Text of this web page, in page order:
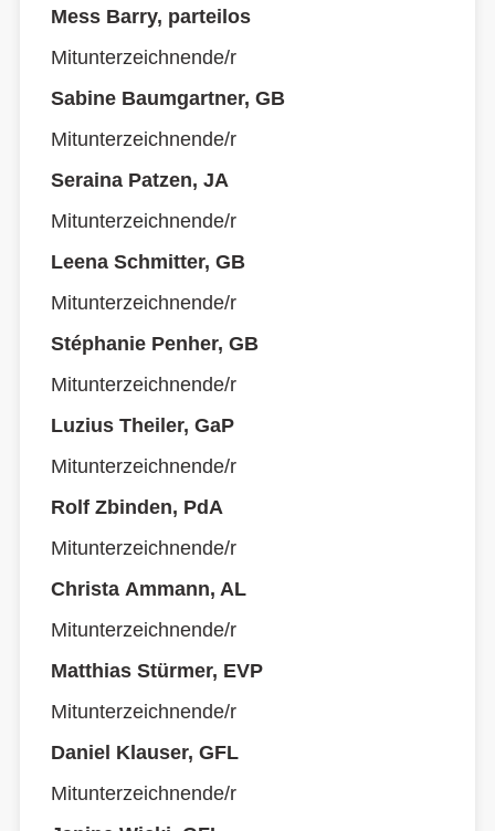
Mess Barry, parteilos
Mitunterzeichnende/r
Sabine Baumgartner, GB
Mitunterzeichnende/r
Seraina Patzen, JA
Mitunterzeichnende/r
Leena Schmitter, GB
Mitunterzeichnende/r
Stéphanie Penher, GB
Mitunterzeichnende/r
Luzius Theiler, GaP
Mitunterzeichnende/r
Rolf Zbinden, PdA
Mitunterzeichnende/r
Christa Ammann, AL
Mitunterzeichnende/r
Matthias Stürmer, EVP
Mitunterzeichnende/r
Daniel Klauser, GFL
Mitunterzeichnende/r